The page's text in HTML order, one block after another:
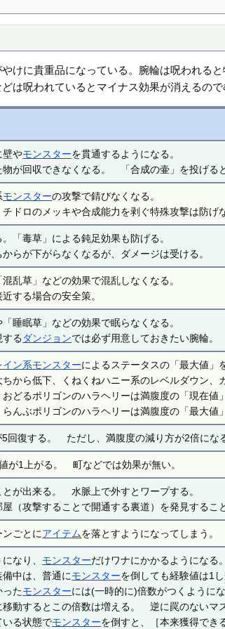
けに貴重品になっている。腕輪は呪われると
は呪われているとマイナス効果が消えるので
壁やモンスターを貫通するようになる。
物が回収できなくなる。 「合成の壷」を投げる
モンスターの攻撃で錆びなくなる。
ドロのメッキや合成能力を剥ぐ特殊攻撃は防げ
。「毒草」による鈍足効果も防げる。
らが下がらなくなるが、ダメージは受ける。
乱草」などの効果で混乱しなくなる。
する場合の安全策。
睡眠草」などの効果で眠らなくなる。
するダンジョンでは必ず用意しておきたい腕輪。
イン系モンスターによるステータスの「最大値」
から低下、くねくねハニー系のレベルダウン、
どるポリゴンのハラヘリーは満腹度の「現在値
んぶポリゴンのハラヘリーは満腹度の「最大値
回復する。 ただし、満腹度の減り方が2倍にな
が1上がる。 町などでは効果が無い。
が出来る。 水脈上で外すとワープする。
（攻撃することで開通する裏道）を発見するこ
ごとにアイテムを落とすようになってしまう。
なり、 モンスターだけワナにかかるようになる
中は、普通にモンスターを倒しても経験値は1し
ったモンスターには(一時的に)倍数がつくように
移動するとこの倍数は増える。 逆に罠のないマ
いる状態でモンスターを倒すと、［本来獲得でき